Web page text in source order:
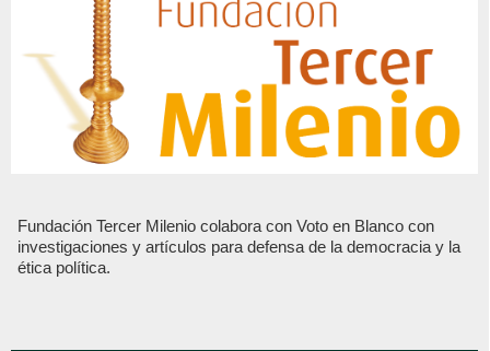
Fundación Tercer Milenio colabora con Voto en Blanco con
investigaciones y artículos para defensa de la democracia y la
ética política.